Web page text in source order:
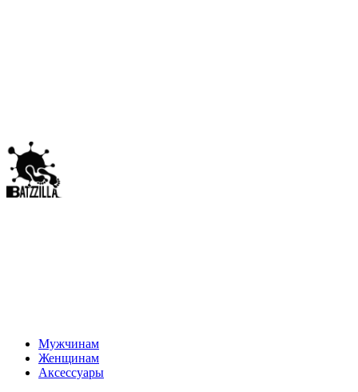
Мужчинам
Женщинам
Аксессуары